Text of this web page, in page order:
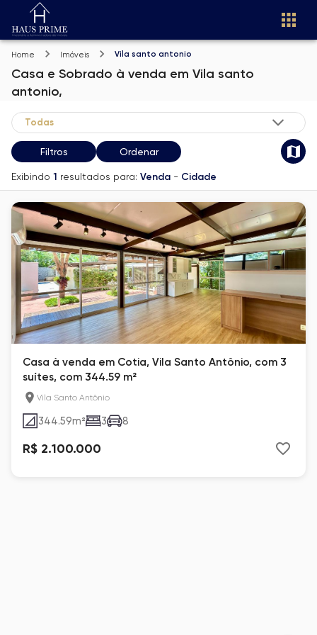
Home Imóveis Vila santo antonio
Casa e Sobrado à venda em Vila santo
antonio,
Filtros Ordenar
Exibindo 1 resultados para: Venda - Cidade
Casa à venda em Cotia, Vila Santo Antônio, com 3
suítes, com 344.59 m²
Vila Santo Antônio
344.59m² 3 8
R$ 2.100.000